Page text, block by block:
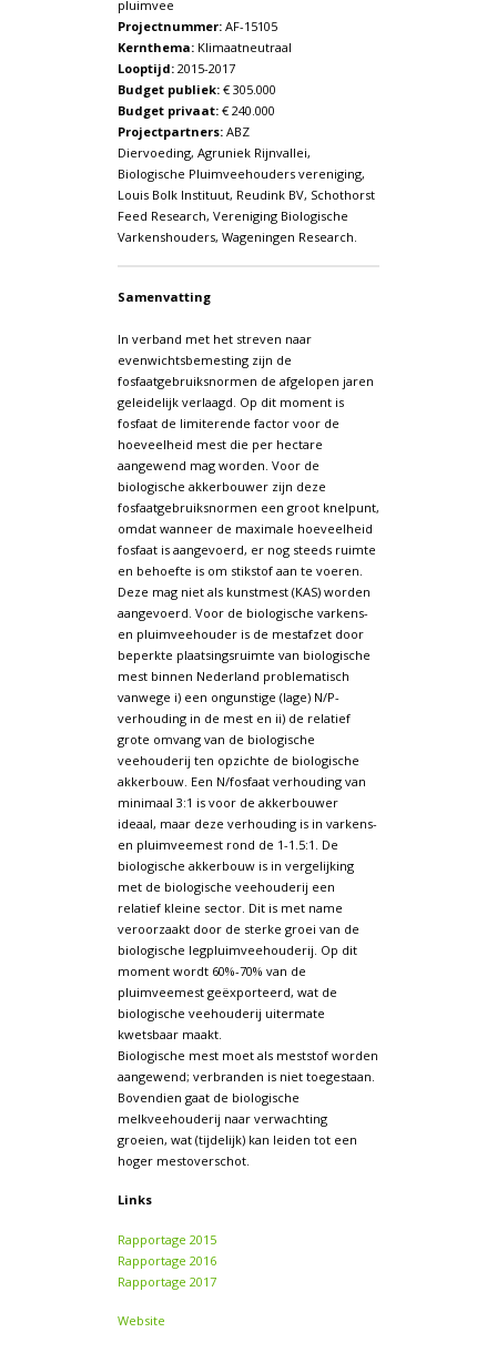
pluimvee
Projectnummer:AF-15105
Kernthema:Klimaatneutraal
Looptijd:2015-2017
Budget publiek:€ 305.000
Budget privaat:€ 240.000
Projectpartners:ABZ
Diervoeding, Agruniek Rijnvallei,
Biologische Pluimveehouders vereniging,
Louis Bolk Instituut, Reudink BV, Schothorst
Feed Research, Vereniging Biologische
Varkenshouders, Wageningen Research.
Samenvatting
In verband met het streven naar
evenwichtsbemesting zijn de
fosfaatgebruiksnormen de afgelopen jaren
geleidelijk verlaagd. Op dit moment is
fosfaat de limiterende factor voor de
hoeveelheid mest die per hectare
aangewend mag worden. Voor de
biologische akkerbouwer zijn deze
fosfaatgebruiksnormen een groot knelpunt,
omdat wanneer de maximale hoeveelheid
fosfaat is aangevoerd, er nog steeds ruimte
en behoefte is om stikstof aan te voeren.
Deze mag niet als kunstmest (KAS) worden
aangevoerd. Voor de biologische varkens-
en pluimveehouder is de mestafzet door
beperkte plaatsingsruimte van biologische
mest binnen Nederland problematisch
vanwege i) een ongunstige (lage) N/P-
verhouding in de mest en ii) de relatief
grote omvang van de biologische
veehouderij ten opzichte de biologische
akkerbouw. Een N/fosfaat verhouding van
minimaal 3:1 is voor de akkerbouwer
ideaal, maar deze verhouding is in varkens-
en pluimveemest rond de 1-1.5:1. De
biologische akkerbouw is in vergelijking
met de biologische veehouderij een
relatief kleine sector. Dit is met name
veroorzaakt door de sterke groei van de
biologische legpluimveehouderij. Op dit
moment wordt 60%-70% van de
pluimveemest geëxporteerd, wat de
biologische veehouderij uitermate
kwetsbaar maakt.
Biologische mest moet als meststof worden
aangewend; verbranden is niet toegestaan.
Bovendien gaat de biologische
melkveehouderij naar verwachting
groeien, wat (tijdelijk) kan leiden tot een
hoger mestoverschot.
Links
Rapportage 2015
Rapportage 2016
Rapportage 2017
Website